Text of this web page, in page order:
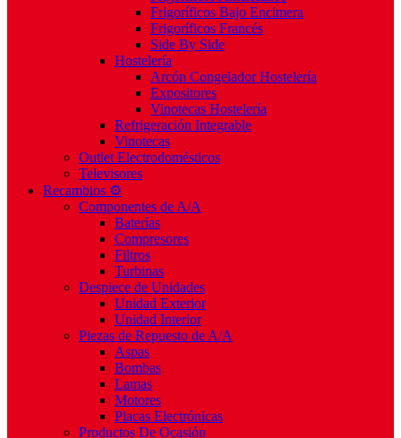
Frigoríficos Bajo Encimera
Frigoríficos Francés
Side By Side
Hostelería
Arcón Congelador Hostelería
Expositores
Vinotecas Hostelería
Refrigeración Integrable
Vinotecas
Outlet Electrodomésticos
Televisores
Recambios ⚙️
Componentes de A/A
Baterías
Compresores
Filtros
Turbinas
Despiece de Unidades
Unidad Exterior
Unidad Interior
Piezas de Repuesto de A/A
Aspas
Bombas
Lamas
Motores
Placas Electrónicas
Productos De Ocasión